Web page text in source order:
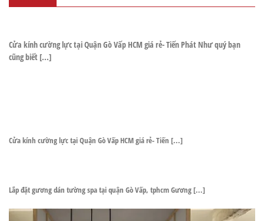
Cửa kính cường lực tại Quận Gò Vấp HCM giá rẻ- Tiến Phát Như quý bạn
cũng biết [...]
Cửa kính cường lực tại Quận Gò Vấp HCM giá rẻ- Tiến [...]
Lắp đặt gương dán tường spa tại quận Gò Vấp, tphcm Gương [...]